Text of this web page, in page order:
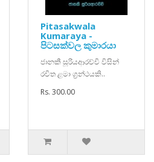
Pitasakwala
Kumaraya -
පිටසක්වල කුමාරයා
ජානකී සූරියආරච්චි විසින්
රචිත ළමා ග්‍රන්ථයකි..
Rs. 300.00